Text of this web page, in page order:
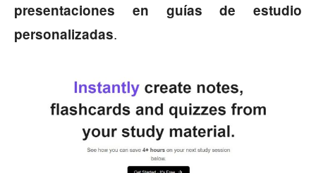
presentaciones en guías de estudio
personalizadas.